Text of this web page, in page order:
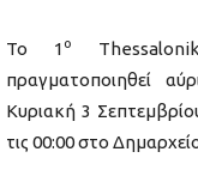
Το 1 ο
πραγματοποιηθεί
Κυριακή 3
τις 00:00 στο